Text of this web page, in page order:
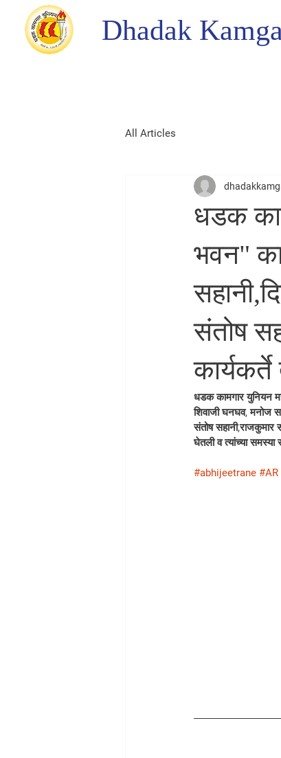
Dhadak
All Articles
धडक
भवन"
संतोष
धडक कामगार युनियन
शिवाजी घनघव, मनोज
संतोष सहानी,राजकुमार
घेतली व त्यांच्या समस्या
#abhijeetrane #AR